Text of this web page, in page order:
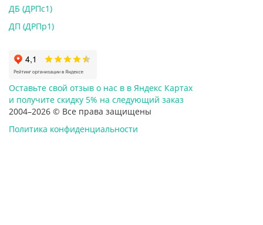
ДБ (ДРПс1)
ДП (ДРПр1)
Оставьте свой отзыв о нас в в Яндекс Картах
и получите скидку 5% на следующий заказ
2004–2026 © Все права защищены
Политика конфиденциальности